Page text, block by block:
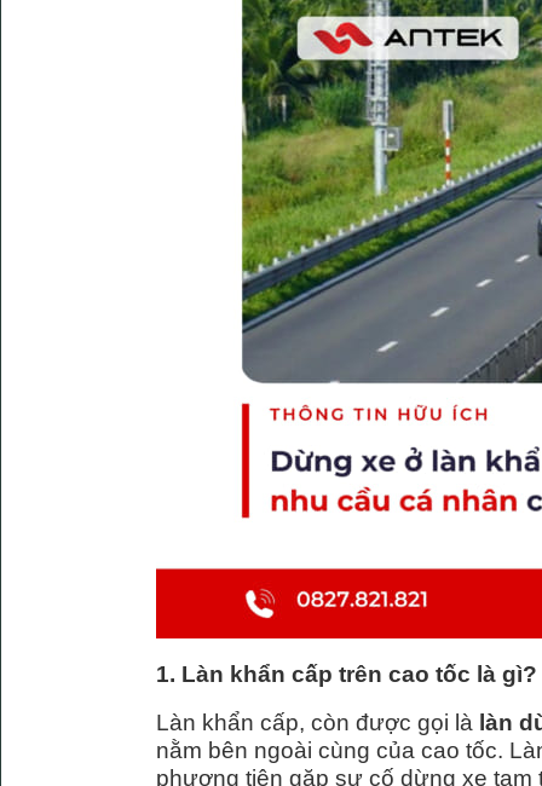
1. Làn khẩn cấp trên cao tốc là gì?
Làn khẩn cấp, còn được gọi là làn
nằm bên ngoài cùng của cao tốc.
phương tiện gặp sự cố dừng xe tạm